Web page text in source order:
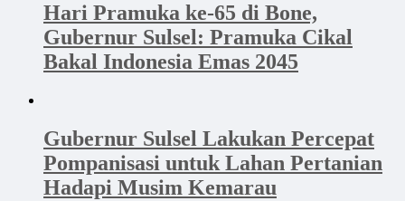
Hari Pramuka ke-65 di Bone,
Gubernur Sulsel: Pramuka Cikal
Bakal Indonesia Emas 2045
Gubernur Sulsel Lakukan Percepat
Pompanisasi untuk Lahan Pertanian
Hadapi Musim Kemarau